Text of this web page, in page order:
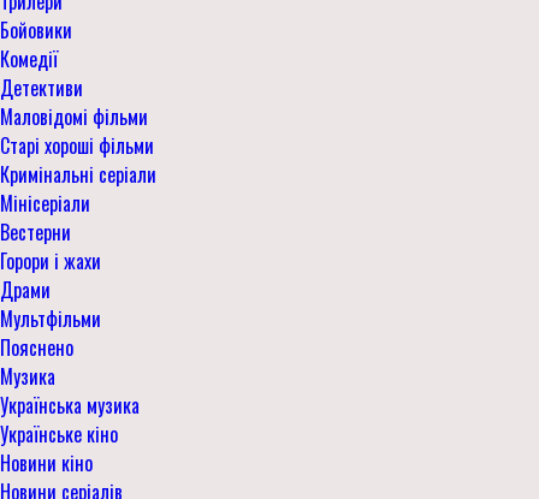
Бойовики
Комедії
Детективи
Маловідомі фільми
Старі хороші фільми
Кримінальні серіали
Мінісеріали
Вестерни
Горори і жахи
Драми
Мультфільми
Пояснено
Музика
Українська музика
Українське кіно
Новини кіно
Новини серіалів